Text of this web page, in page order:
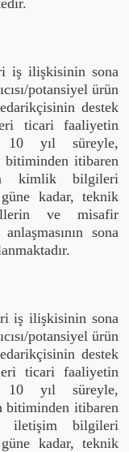
iş ilişkisinin sona
potansiyel ürün
destek
ticari faaliyetin
10 yıl süreyle,
itibaren
kimlik bilgileri
güne kadar, teknik
ve misafir
sona
iş ilişkisinin sona
potansiyel ürün
destek
ticari faaliyetin
10 yıl süreyle,
itibaren
iletişim bilgileri
güne kadar, teknik